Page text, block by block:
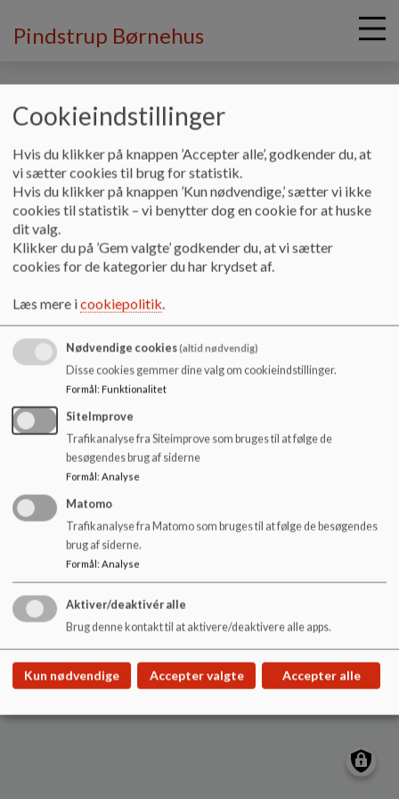
i
Pindstrup Børnehus
Mere information Personalet
Personalet
Personaleoversigt
Dokumenter
Personaleoversigt_0.pdf
Pindstrup Børnehus
Bøgevej 1, Pindstrup, 8550 Ryomgård
gvjo@syddjurs.dk
+45 87 53 58 20
EAN NR.
Kontakt os
Sitemap
Cookie politik
Cookieindstillinger
Hvis du klikker på knappen ’Accepter alle’, godkender du, at
vi sætter cookies til brug for statistik.
Hvis du klikker på knappen ’Kun nødvendige,’ sætter vi ikke
cookies til statistik – vi benytter dog en cookie for at huske
dit valg.
Klikker du på ’Gem valgte’ godkender du, at vi sætter
cookies for de kategorier du har krydset af.
Læs mere icookiepolitik.
Nødvendige cookies(altid nødvendig)
Disse cookies gemmer dine valg om cookieindstillinger.
Formål: Funktionalitet
SiteImprove
Trafikanalyse fra Siteimprove som bruges til at følge de
besøgendes brug af siderne
Formål: Analyse
Matomo
Trafikanalyse fra Matomo som bruges til at følge de besøgendes
brug af siderne.
Formål: Analyse
Aktiver/deaktivér alle
Brug denne kontakt til at aktivere/deaktivere alle apps.
Kun nødvendige Accepter valgte Accepter alle